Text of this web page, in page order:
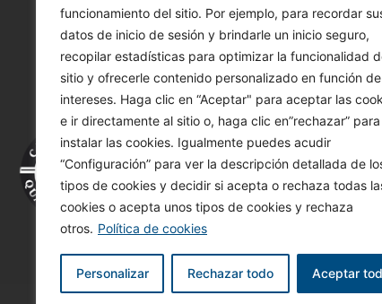
funcionamiento del sitio. Por ejemplo, para recordar
datos de inicio de sesión y brindarle un inicio seguro,
recopilar estadísticas para optimizar la funcionalidad
sitio y ofrecerle contenido personalizado en función
intereses. Haga clic en “Aceptar" para aceptar las
e ir directamente al sitio o, haga clic en”rechazar”
instalar las cookies. Igualmente puedes acudir
“Configuración” para ver la descripción detallada de
tipos de cookies y decidir si acepta o rechaza todas
cookies o acepta unos tipos de cookies y rechaza
otros. Política de cookies
Personalizar Rechazar todo Aceptar